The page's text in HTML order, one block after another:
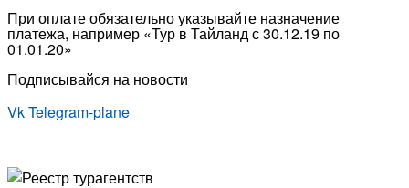
При оплате обязательно указывайте назначение
платежа, например «Тур в Тайланд с 30.12.19 по
01.01.20»
Подписывайся на новости
VkTelegram-plane